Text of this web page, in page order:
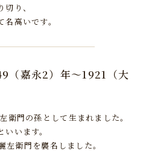
り、
高いです。
（嘉永2）年～1921（大
門の孫として生まれました。
います。
衛門を襲名しました。